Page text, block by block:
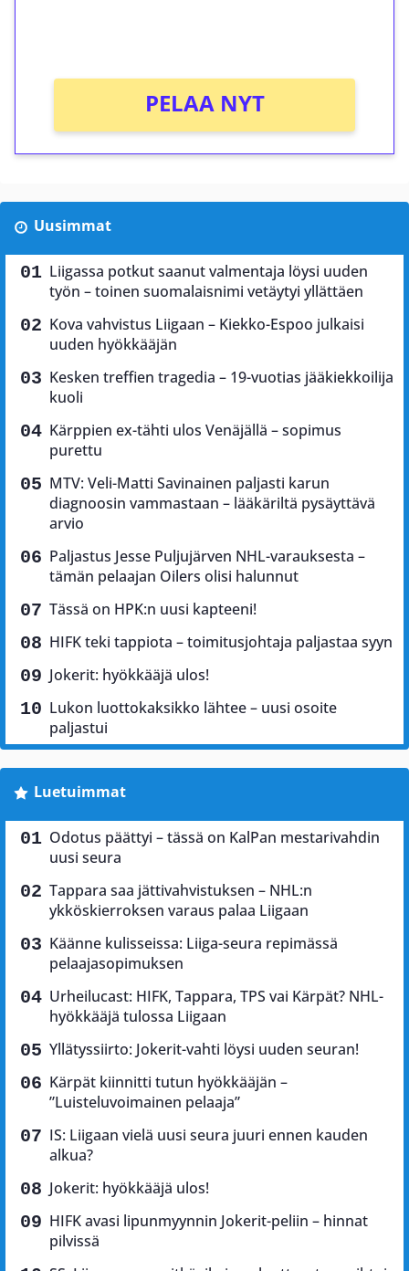
PELAA NYT
Uusimmat
Liigassa potkut saanut valmentaja löysi uuden
työn – toinen suomalaisnimi vetäytyi yllättäen
Kova vahvistus Liigaan – Kiekko-Espoo julkaisi
uuden hyökkääjän
Kesken treffien tragedia – 19-vuotias jääkiekkoilija
kuoli
Kärppien ex-tähti ulos Venäjällä – sopimus
purettu
MTV: Veli-Matti Savinainen paljasti karun
diagnoosin vammastaan – lääkäriltä pysäyttävä
arvio
Paljastus Jesse Puljujärven NHL-varauksesta –
tämän pelaajan Oilers olisi halunnut
Tässä on HPK:n uusi kapteeni!
HIFK teki tappiota – toimitusjohtaja paljastaa syyn
Jokerit: hyökkääjä ulos!
Lukon luottokaksikko lähtee – uusi osoite
paljastui
Luetuimmat
Odotus päättyi – tässä on KalPan mestarivahdin
uusi seura
Tappara saa jättivahvistuksen – NHL:n
ykköskierroksen varaus palaa Liigaan
Käänne kulisseissa: Liiga-seura repimässä
pelaajasopimuksen
Urheilucast: HIFK, Tappara, TPS vai Kärpät? NHL-
hyökkääjä tulossa Liigaan
Yllätyssiirto: Jokerit-vahti löysi uuden seuran!
Kärpät kiinnitti tutun hyökkääjän –
”Luisteluvoimainen pelaaja”
IS: Liigaan vielä uusi seura juuri ennen kauden
alkua?
Jokerit: hyökkääjä ulos!
HIFK avasi lipunmyynnin Jokerit-peliin – hinnat
pilvissä